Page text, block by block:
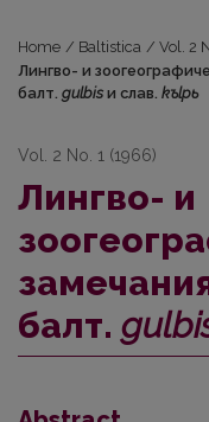
Home / Baltistica / Vol. 2
Лингво- и
балт. gulbis и слав. kъlpь
Vol. 2 No. 1 (1966)
Лингво- и
балт.